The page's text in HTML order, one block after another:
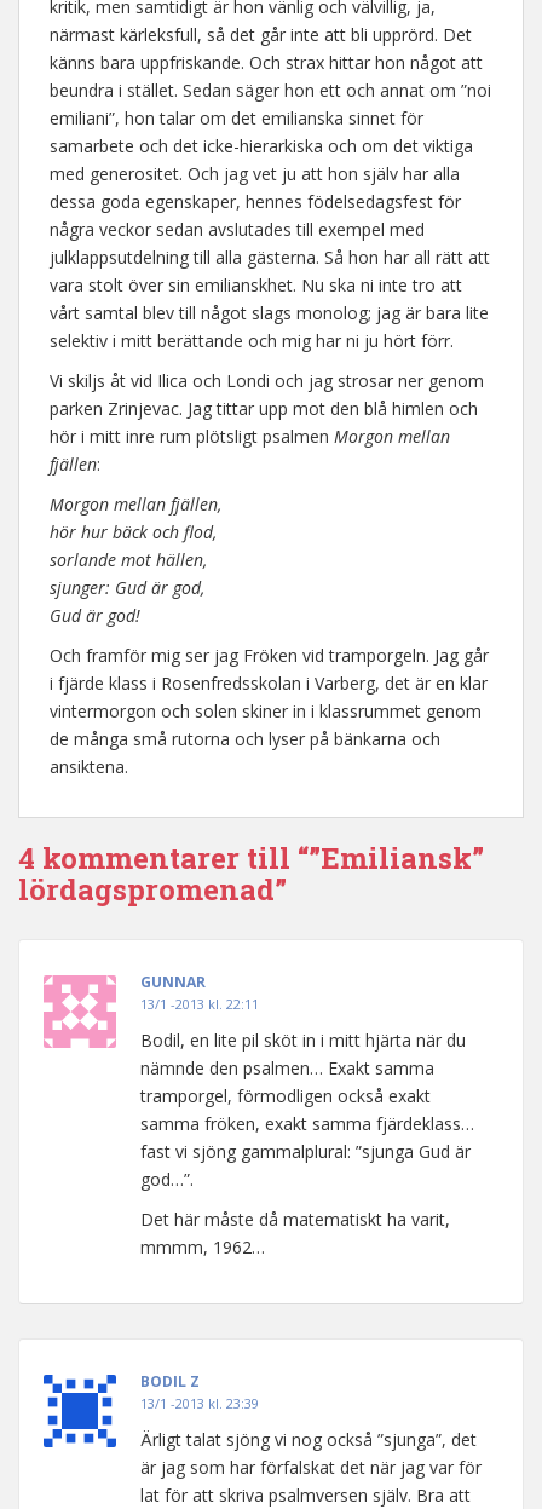
kritik, men samtidigt är hon vänlig och välvillig, ja,
närmast kärleksfull, så det går inte att bli upprörd. Det
känns bara uppfriskande. Och strax hittar hon något att
beundra i stället. Sedan säger hon ett och annat om ”noi
emiliani”, hon talar om det emilianska sinnet för
samarbete och det icke-hierarkiska och om det viktiga
med generositet. Och jag vet ju att hon själv har alla
dessa goda egenskaper, hennes födelsedagsfest för
några veckor sedan avslutades till exempel med
julklappsutdelning till alla gästerna. Så hon har all rätt att
vara stolt över sin emilianskhet. Nu ska ni inte tro att
vårt samtal blev till något slags monolog; jag är bara lite
selektiv i mitt berättande och mig har ni ju hört förr.
Vi skiljs åt vid Ilica och Londi och jag strosar ner genom
parken Zrinjevac. Jag tittar upp mot den blå himlen och
hör i mitt inre rum plötsligt psalmen Morgon mellan
fjällen:
Morgon mellan fjällen,
hör hur bäck och flod,
sorlande mot hällen,
sjunger: Gud är god,
Gud är god!
Och framför mig ser jag Fröken vid tramporgeln. Jag går
i fjärde klass i Rosenfredsskolan i Varberg, det är en klar
vintermorgon och solen skiner in i klassrummet genom
de många små rutorna och lyser på bänkarna och
ansiktena.
4 kommentarer till “”Emiliansk”
lördagspromenad”
GUNNAR
13/1 -2013 kl. 22:11
Bodil, en lite pil sköt in i mitt hjärta när du
nämnde den psalmen… Exakt samma
tramporgel, förmodligen också exakt
samma fröken, exakt samma fjärdeklass…
fast vi sjöng gammalplural: ”sjunga Gud är
god…”.
Det här måste då matematiskt ha varit,
mmmm, 1962…
BODIL Z
13/1 -2013 kl. 23:39
Ärligt talat sjöng vi nog också ”sjunga”, det
är jag som har förfalskat det när jag var för
lat för att skriva psalmversen själv. Bra att